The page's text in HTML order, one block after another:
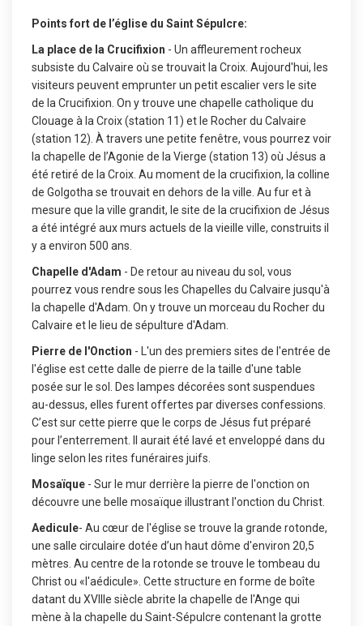
Points fort de l’église du Saint Sépulcre:
La place de la Crucifixion - Un affleurement rocheux
subsiste du Calvaire où se trouvait la Croix. Aujourd'hui, les
visiteurs peuvent emprunter un petit escalier vers le site
de la Crucifixion. On y trouve une chapelle catholique du
Clouage à la Croix (station 11) et le Rocher du Calvaire
(station 12). À travers une petite fenêtre, vous pourrez voir
la chapelle de l’Agonie de la Vierge (station 13) où Jésus a
été retiré de la Croix. Au moment de la crucifixion, la colline
de Golgotha se trouvait en dehors de la ville. Au fur et à
mesure que la ville grandit, le site de la crucifixion de Jésus
a été intégré aux murs actuels de la vieille ville, construits il
y a environ 500 ans.
Chapelle d'Adam - De retour au niveau du sol, vous
pourrez vous rendre sous les Chapelles du Calvaire jusqu'à
la chapelle d'Adam. On y trouve un morceau du Rocher du
Calvaire et le lieu de sépulture d'Adam.
Pierre de l'Onction - L'un des premiers sites de l'entrée de
l'église est cette dalle de pierre de la taille d'une table
posée sur le sol. Des lampes décorées sont suspendues
au-dessus, elles furent offertes par diverses confessions.
C’est sur cette pierre que le corps de Jésus fut préparé
pour l’enterrement. Il aurait été lavé et enveloppé dans du
linge selon les rites funéraires juifs.
Mosaïque - Sur le mur derrière la pierre de l'onction on
découvre une belle mosaïque illustrant l'onction du Christ.
Aedicule- Au cœur de l'église se trouve la grande rotonde,
une salle circulaire dotée d’un haut dôme d'environ 20,5
mètres. Au centre de la rotonde se trouve le tombeau du
Christ ou «l'aédicule». Cette structure en forme de boîte
datant du XVIIIe siècle abrite la chapelle de l'Ange qui
mène à la chapelle du Saint-Sépulcre contenant la grotte